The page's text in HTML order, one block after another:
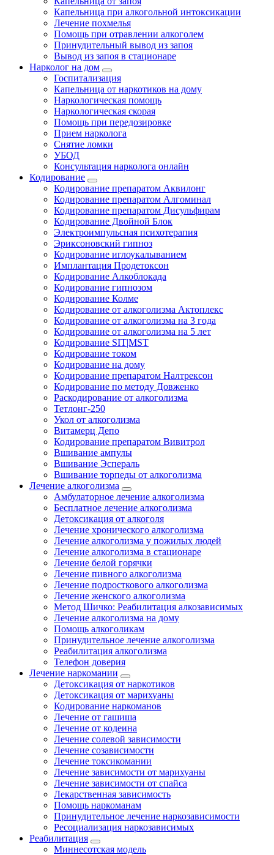
Капельница при алкогольной интоксикации
Лечение похмелья
Помощь при отравлении алкоголем
Принудительный вывод из запоя
Вывод из запоя в стационаре
Нарколог на дом
Госпитализация
Капельница от наркотиков на дому
Наркологическая помощь
Наркологическая скорая
Помощь при передозировке
Прием нарколога
Снятие ломки
УБОД
Консультация нарколога онлайн
Кодирование
Кодирование препаратом Аквилонг
Кодирование препаратом Алгоминал
Кодирование препаратом Дисульфирам
Кодирование Двойной Блок
Электроимпульсная психотерапия
Эриксоновский гипноз
Кодирование иглоукалыванием
Имплантация Продетоксон
Кодирование Алкоблокада
Кодирование гипнозом
Кодирование Колме
Кодирование от алкоголизма Актоплекс
Кодирование от алкоголизма на 3 года
Кодирование от алкоголизма на 5 лет
Кодирование SIT|MST
Кодирование током
Кодирование на дому
Кодирование препаратом Налтрексон
Кодирование по методу Довженко
Раскодирование от алкоголизма
Тетлонг-250
Укол от алкоголизма
Витамерц Депо
Кодирование препаратом Вивитрол
Вшивание ампулы
Вшивание Эспераль
Вшивание торпеды от алкоголизма
Лечение алкоголизма
Амбулаторное лечение алкоголизма
Бесплатное лечение алкоголизма
Детоксикация от алкоголя
Лечение хронического алкоголизма
Лечение алкоголизма у пожилых людей
Лечение алкоголизма в стационаре
Лечение белой горячки
Лечение пивного алкоголизма
Лечение подросткового алкоголизма
Лечение женского алкоголизма
Метод Шичко: Реабилитация алкозависимых
Лечение алкоголизма на дому
Помощь алкоголикам
Принудительное лечение алкоголизма
Реабилитация алкоголизма
Телефон доверия
Лечение наркомании
Детоксикация от наркотиков
Детоксикация от марихуаны
Кодирование наркоманов
Лечение от гашиша
Лечение от кодеина
Лечение солевой зависимости
Лечение созависимости
Лечение токсикомании
Лечение зависимости от марихуаны
Лечение зависимости от спайса
Лекарственная зависимость
Помощь наркоманам
Принудительное лечение наркозависимости
Ресоциализация наркозависимых
Реабилитация
Миннесотская модель